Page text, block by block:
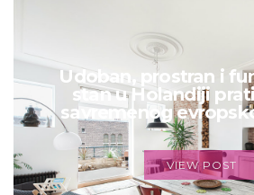
Udoban, prostran i
stan u Holandiji
savremenog
VIEW POST